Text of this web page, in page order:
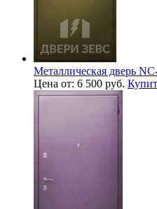
Металлическая дверь
Цена от: 6 500 руб.